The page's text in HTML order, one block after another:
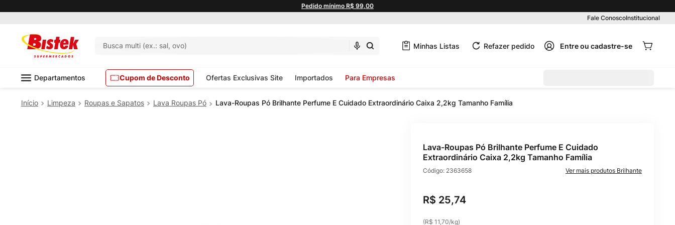
Pedido mínimo R$ 99,00
Fale ConoscoInstitucional
Busca multi (ex.: sal, ovo) Minhas Listas Refazer pedido
Departamentos Cupom de Desconto Ofertas Exclusivas Site Importados Para Empresas
Limpeza Roupas e Sapatos Lava Roupas Pó Lava-Roupas Pó Brilhante Perfume E Cuidado Extraordinário Caixa 2,2kg Tamanho Família
Lava-Roupas Pó Brilhante Perfume E Cuidado
Extraordinário Caixa 2,2kg Tamanho Família
Código: 2363658 Brilhante
R$ 25,74
(R$ 11,70/kg)